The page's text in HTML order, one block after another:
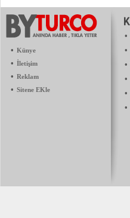
• Künye
• İletişim
• Reklam
• Sitene EKle
•
•
•
•
•
•